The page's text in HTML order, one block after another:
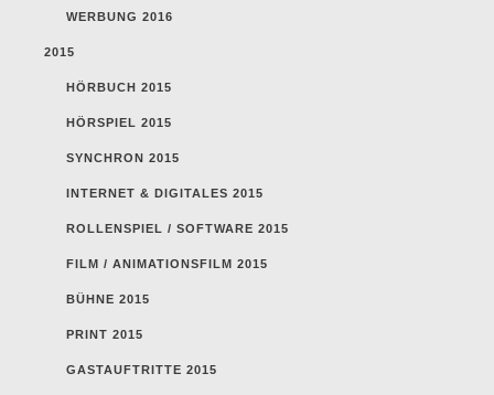
WERBUNG 2016
2015
HÖRBUCH 2015
HÖRSPIEL 2015
SYNCHRON 2015
INTERNET & DIGITALES 2015
ROLLENSPIEL / SOFTWARE 2015
FILM / ANIMATIONSFILM 2015
BÜHNE 2015
PRINT 2015
GASTAUFTRITTE 2015